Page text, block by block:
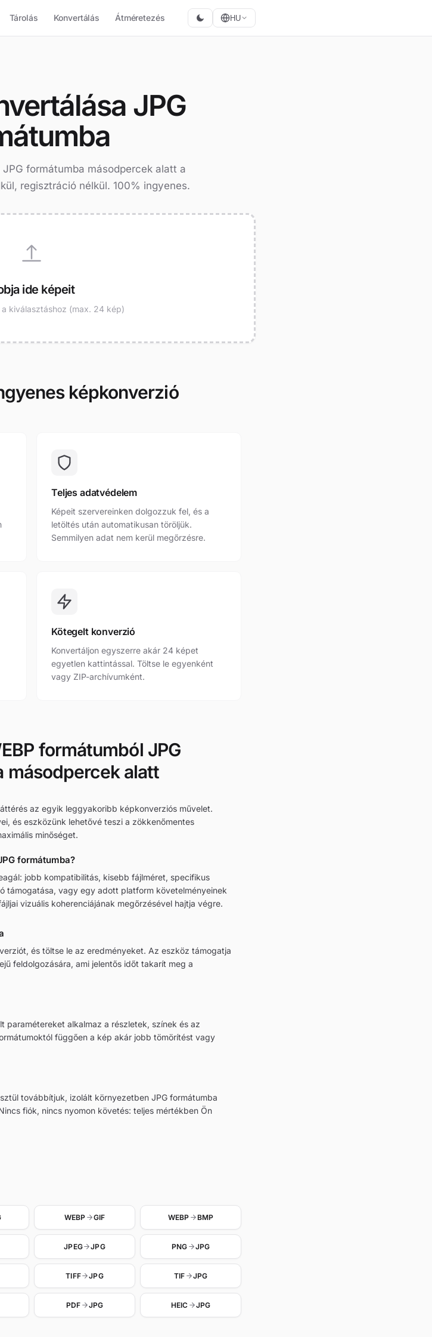
Tárolás Konvertálás Átméretezés HU
JPG
formátumba másodpercek alatt a
regisztráció nélkül. 100% ingyenes.
ide képeit
kiválasztáshoz (max. 24 kép)
képkonverzió
Teljes adatvédelem
Képeit szervereinken dolgozzuk fel, és a
letöltés után automatikusan töröljük.
Semmilyen adat nem kerül megőrzésre.
Kötegelt konverzió
Konvertáljon egyszerre akár 24 képet
egyetlen kattintással. Töltse le egyenként
vagy ZIP-archívumként.
formátumból JPG
másodpercek alatt
az egyik leggyakoribb képkonverziós művelet.
és eszközünk lehetővé teszi a zökkenőmentes
minőséget.
formátumba?
jobb kompatibilitás, kisebb fájlméret, specifikus
támogatása, vagy egy adott platform követelményeinek
vizuális koherenciájának megőrzésével hajtja végre.
és töltse le az eredményeket. Az eszköz támogatja
feldolgozására, ami jelentős időt takarít meg a
paramétereket alkalmaz a részletek, színek és az
függően a kép akár jobb tömörítést vagy
továbbítjuk, izolált környezetben JPG formátumba
fiók, nincs nyomon követés: teljes mértékben Ön
WEBP GIF WEBP BMP
JPEG JPG PNG JPG
TIFF JPG TIF JPG
PDF JPG HEIC JPG